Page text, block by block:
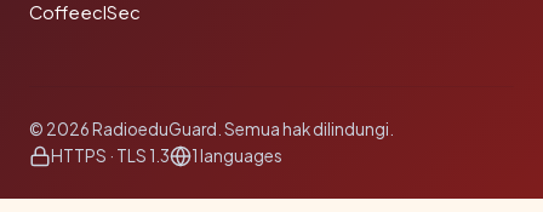
CoffeeclSec
© 2026 RadioeduGuard. Semua hak dilindungi.
HTTPS · TLS 1.3
1 languages